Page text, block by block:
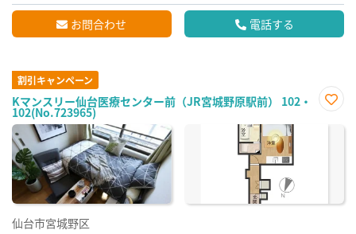
お問合わせ 電話する
割引キャンペーン
Kマンスリー仙台医療センター前（JR宮城野原駅前） 102・
102(No.723965)
に入
仙台市宮城野区